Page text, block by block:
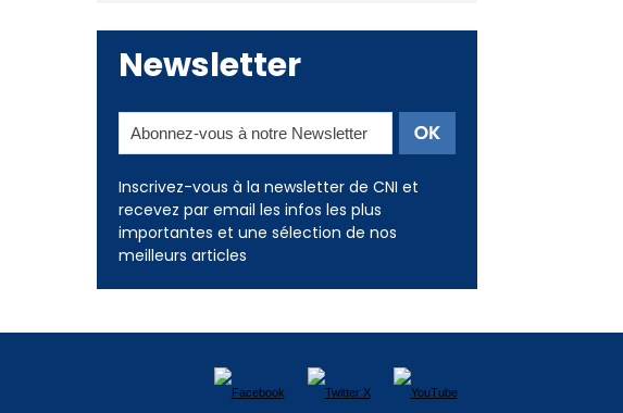
Inscrivez-vous à la newsletter de CNI et
recevez par email les infos les plus
importantes et une sélection de nos